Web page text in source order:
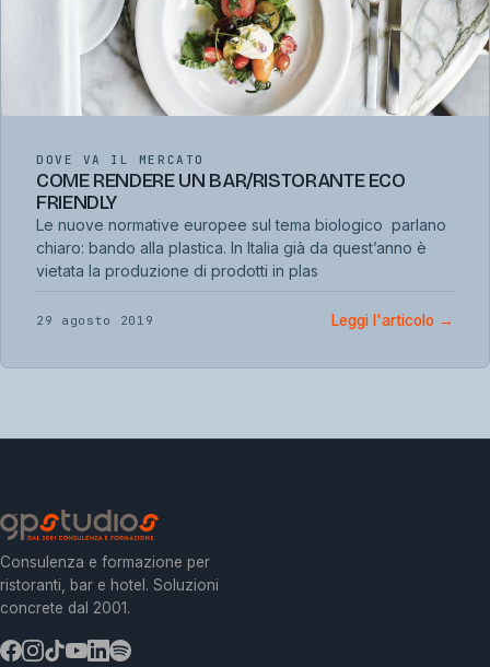
DOVE VA IL MERCATO
COME RENDERE UN BAR/RISTORANTE ECO
FRIENDLY
Le nuove normative europee sul tema biologico parlano
chiaro: bando alla plastica. In Italia già da quest’anno è
vietata la produzione di prodotti in plas
29 agosto 2019 Leggi l'articolo →
Consulenza e formazione per
ristoranti, bar e hotel. Soluzioni
concrete dal 2001.